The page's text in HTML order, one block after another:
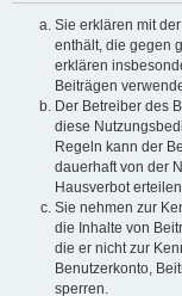
Sie erklären mit
enthält, die gegen
erklären
Beiträgen
Der Betreiber des
diese
Regeln kann der
dauerhaft von der
Hausverbot erteilen.
Sie nehmen zur
die Inhalte von
die er nicht zur
Benutzerkonto,
sperren.